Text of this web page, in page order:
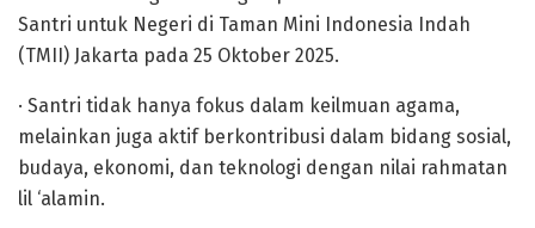
Santri untuk Negeri di Taman Mini Indonesia Indah
(TMII) Jakarta pada 25 Oktober 2025.
· Santri tidak hanya fokus dalam keilmuan agama,
melainkan juga aktif berkontribusi dalam bidang sosial,
budaya, ekonomi, dan teknologi dengan nilai rahmatan
lil ‘alamin.